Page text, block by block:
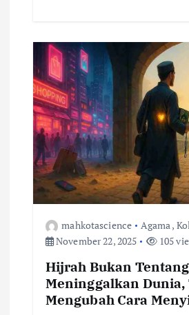
mahkotascience Agama,
November 22, 2025
105
Hijrah Bukan Tentang
Meninggalkan Dunia,
Mengubah Cara